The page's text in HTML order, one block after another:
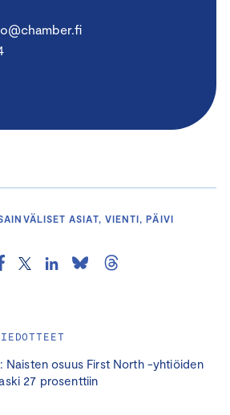
Naisten osuus First North -yhtiöiden
27 prosenttiin
ASIAT, VIENTI, PÄIVI